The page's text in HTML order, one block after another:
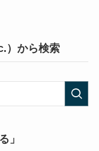
）から検索
」